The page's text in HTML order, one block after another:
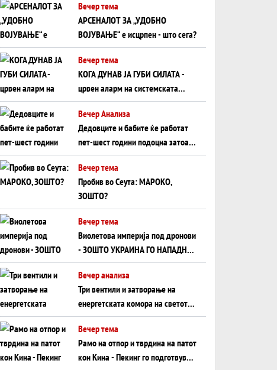
Вечер тема
АРСЕНАЛОТ ЗА „УДОБНО
ВОЈУВАЊЕ“ е исцрпен - што сега?
Вечер тема
КОГА ДУНАВ ЈА ГУБИ СИЛАТА -
црвен аларм на системската
плоча од јужна Германија до
Црното Море...
Вечер Анализа
Дедовците и бабите ќе работат
пет-шест години подоцна затоа
што НЕМААТ ВНУЦИ ДА ГИ
ЗАМЕНАТ
Вечер тема
Пробив во Сеута: МАРОКО,
ЗОШТО?
Вечер тема
Виолетова империја под дронови
- ЗОШТО УКРАИНА ГО НАПАДНА
РУСКИОТ WILDBERRIES
Вечер анализа
Три вентили и затворање на
енергетската комора на светот:
Нападот во Суец најавува
глобален енергетски инфаркт?
Вечер тема
Рамо на отпор и тврдина на патот
кон Кина - Пекинг го подготвува